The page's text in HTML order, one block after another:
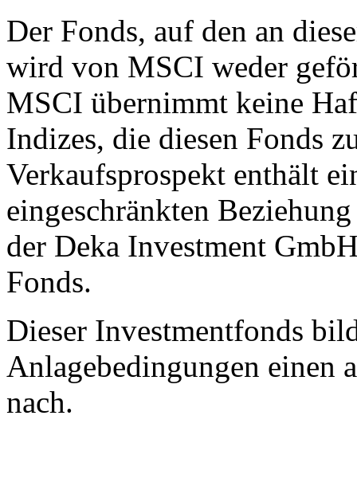
Der Fonds, auf den an
wird von MSCI weder
MSCI übernimmt keine
Indizes, die diesen Fonds
Verkaufsprospekt enthält
eingeschränkten
der Deka Investment
Fonds.
Dieser Investmentfonds
Anlagebedingungen einen
nach.